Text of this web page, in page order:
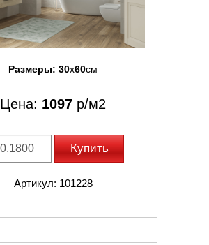
Размеры: 30x60см
Цена: 1097 р/м2
Купить
Артикул: 101228